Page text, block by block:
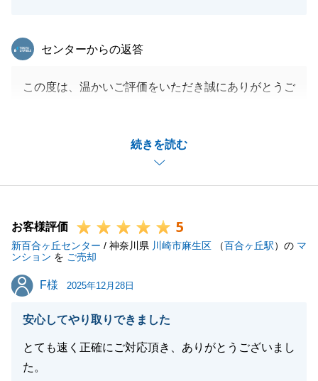
続きを読む
東急リバブル
センターからの返答
この度は、温かいご評価をいただき誠にありがとうご
様のご協力のおかげです。
心より感謝申し上げます。
また機会がございましたら、その際も何卒よろしくお
お客様評価 5
新百合ヶ丘センター / 神奈川県 川崎市麻生区 （百合ヶ丘駅）の マ
ンション を ご売却
F様
F様 2025年12月28日
安心してやり取りできました
とても速く正確にご対応頂き、ありがとうございまし
た。